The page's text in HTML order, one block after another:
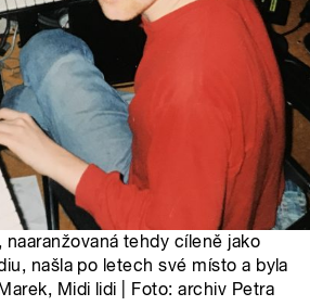
tehdy cíleně jako
našla po letech své místo a byla
Midi lidi | Foto: archiv Petra